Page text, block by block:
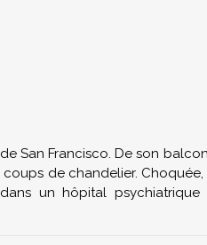
San Francisco. De son
coups de chandelier.
un hôpital